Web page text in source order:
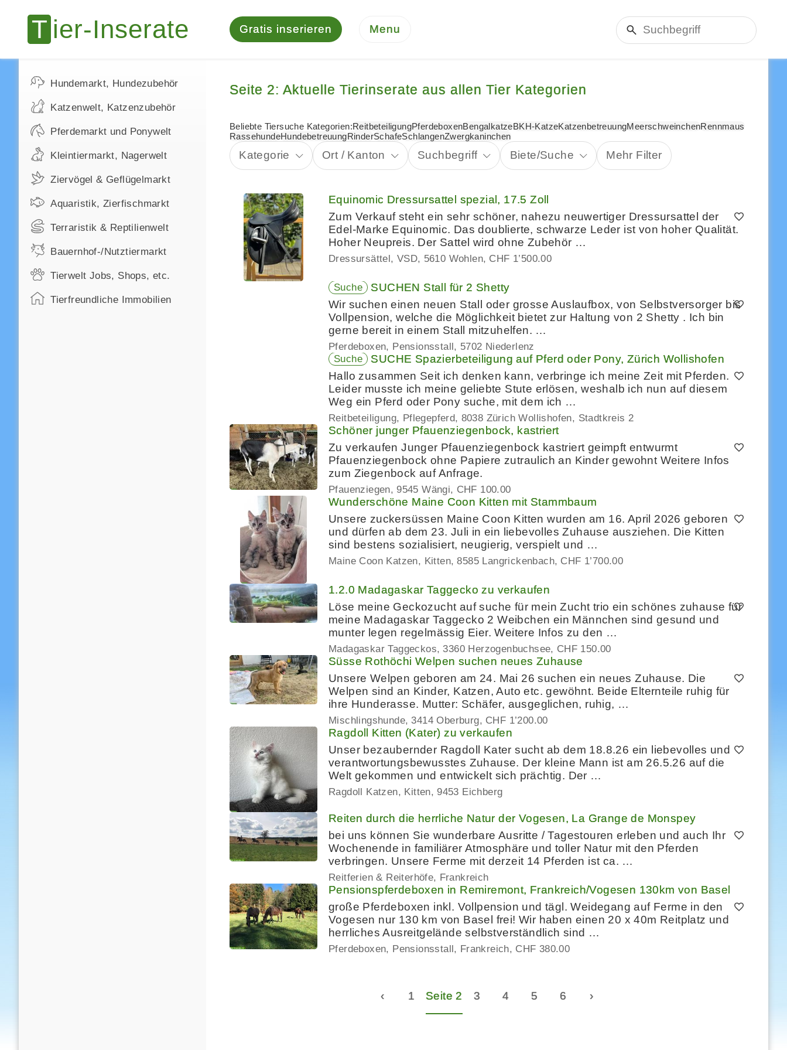
Gratis inserieren Menu
Hundemarkt, Hundezubehör
Katzenwelt, Katzenzubehör
Pferdemarkt und Ponywelt
Kleintiermarkt, Nagerwelt
Ziervögel & Geflügelmarkt
Aquaristik, Zierfischmarkt
Terraristik & Reptilienwelt
Bauernhof-/Nutztiermarkt
Tierwelt Jobs, Shops, etc.
Tierfreundliche Immobilien
Seite 2: Aktuelle Tierinserate aus allen Tier Kategorien
Beliebte Tiersuche Kategorien:ReitbeteiligungPferdeboxenBengalkatzeBKH-KatzeKatzenbetreuungMeerschweinchenRennmaus
RassehundeHundebetreuungRinderSchafeSchlangenZwergkaninchen
Kategorie Ort / Kanton Suchbegriff Biete/Suche Mehr Filter
Equinomic Dressursattel spezial, 17.5 Zoll
Zum Verkauf steht ein sehr schöner, nahezu neuwertiger Dressursattel der
Edel-Marke Equinomic. Das doublierte, schwarze Leder ist von hoher Qualität.
Hoher Neupreis. Der Sattel wird ohne Zubehör …
Dressursättel, VSD 5610 Wohlen CHF 1’500.00
Suche
SUCHEN Stall für 2 Shetty
Wir suchen einen neuen Stall oder grosse Auslaufbox, von Selbstversorger bis
Vollpension, welche die Möglichkeit bietet zur Haltung von 2 Shetty . Ich bin
gerne bereit in einem Stall mitzuhelfen. …
Pferdeboxen, Pensionsstall
5702 Niederlenz
Suche
SUCHE Spazierbeteiligung auf Pferd oder Pony, Zürich Wollishofen
Hallo zusammen Seit ich denken kann, verbringe ich meine Zeit mit Pferden.
Leider musste ich meine geliebte Stute erlösen, weshalb ich nun auf diesem
Weg ein Pferd oder Pony suche, mit dem ich …
Reitbeteiligung, Pflegepferd 8038 Zürich Wollishofen, Stadtkreis 2
Schöner junger Pfauenziegenbock, kastriert
Zu verkaufen Junger Pfauenziegenbock kastriert geimpft entwurmt
Pfauenziegenbock ohne Papiere zutraulich an Kinder gewohnt Weitere Infos
zum Ziegenbock auf Anfrage.
Pfauenziegen 9545 Wängi CHF 100.00
Wunderschöne Maine Coon Kitten mit Stammbaum
Unsere zuckersüssen Maine Coon Kitten wurden am 16. April 2026 geboren
und dürfen ab dem 23. Juli in ein liebevolles Zuhause ausziehen. Die Kitten
sind bestens sozialisiert, neugierig, verspielt und …
Maine Coon Katzen, Kitten 8585 Langrickenbach CHF 1’700.00
1.2.0 Madagaskar Taggecko zu verkaufen
Löse meine Geckozucht auf suche für mein Zucht trio ein schönes zuhause für
meine Madagaskar Taggecko 2 Weibchen ein Männchen sind gesund und
munter legen regelmässig Eier. Weitere Infos zu den …
Madagaskar Taggeckos 3360 Herzogenbuchsee CHF 150.00
Süsse Rothöchi Welpen suchen neues Zuhause
Unsere Welpen geboren am 24. Mai 26 suchen ein neues Zuhause. Die
Welpen sind an Kinder, Katzen, Auto etc. gewöhnt. Beide Elternteile ruhig für
ihre Hunderasse. Mutter: Schäfer, ausgeglichen, ruhig, …
Mischlingshunde 3414 Oberburg CHF 1’200.00
Ragdoll Kitten (Kater) zu verkaufen
Unser bezaubernder Ragdoll Kater sucht ab dem 18.8.26 ein liebevolles und
verantwortungsbewusstes Zuhause. Der kleine Mann ist am 26.5.26 auf die
Welt gekommen und entwickelt sich prächtig. Der …
Ragdoll Katzen, Kitten 9453 Eichberg
Reiten durch die herrliche Natur der Vogesen, La Grange de Monspey
bei uns können Sie wunderbare Ausritte / Tagestouren erleben und auch Ihr
Wochenende in familiärer Atmosphäre und toller Natur mit den Pferden
verbringen. Unsere Ferme mit derzeit 14 Pferden ist ca. …
Reitferien & Reiterhöfe Frankreich
Pensionspferdeboxen in Remiremont, Frankreich/Vogesen 130km von Basel
große Pferdeboxen inkl. Vollpension und tägl. Weidegang auf Ferme in den
Vogesen nur 130 km von Basel frei! Wir haben einen 20 x 40m Reitplatz und
herrliches Ausreitgelände selbstverständlich sind …
Pferdeboxen, Pensionsstall Frankreich CHF 380.00
‹ 1 Seite 2 3 4 5 6 ›